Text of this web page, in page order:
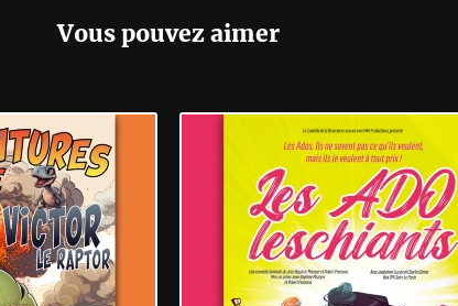
Vous pouvez aimer